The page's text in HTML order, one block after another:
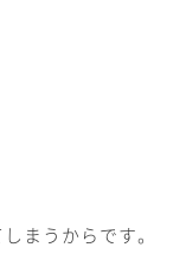
まうからです。